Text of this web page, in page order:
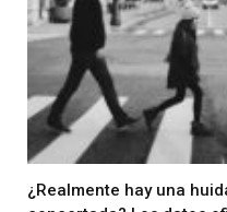
¿Realmente hay una